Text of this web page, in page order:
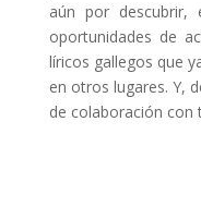
aún por descubrir,
oportunidades de
líricos gallegos que
en otros lugares. Y,
de colaboración con